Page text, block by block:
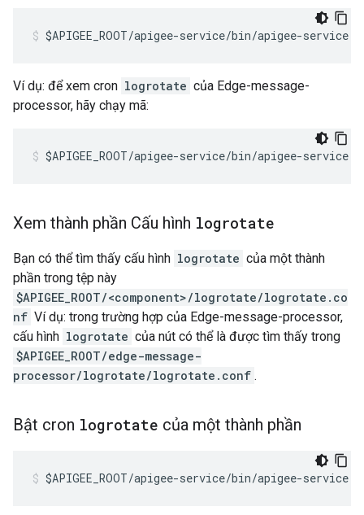
$APIGEE_ROOT/apigee-service/bin/apigee-service
Ví dụ: để xem cron logrotate của Edge-message-
processor, hãy chạy mã:
$APIGEE_ROOT/apigee-service/bin/apigee-service
Xem thành phần Cấu hình logrotate
Bạn có thể tìm thấy cấu hình logrotate của một thành
phần trong tệp này
$APIGEE_ROOT/<component>/logrotate/logrotate.co
nf Ví dụ: trong trường hợp của Edge-message-processor,
cấu hình logrotate của nút có thể là được tìm thấy trong
$APIGEE_ROOT/edge-message-
processor/logrotate/logrotate.conf .
Bật cron logrotate của một thành phần
$APIGEE_ROOT/apigee-service/bin/apigee-service